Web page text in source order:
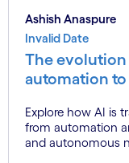
Ashish Anaspure
Invalid Date
The evolution
automation
Explore how AI is
from automation
and autonomous